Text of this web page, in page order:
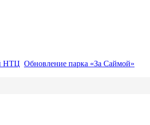
НТЦ Обновление парка «За Саймой»